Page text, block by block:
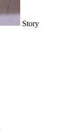
Story